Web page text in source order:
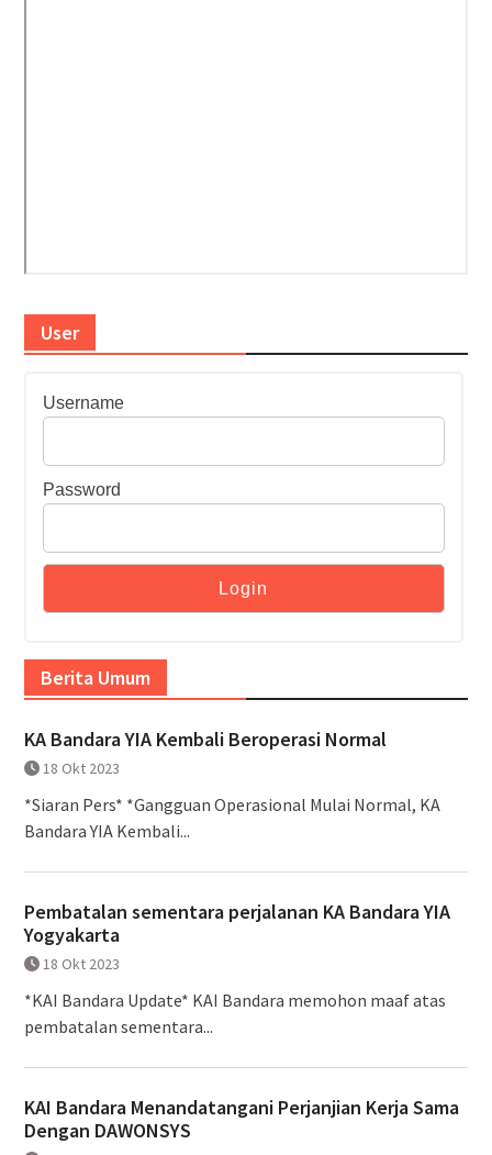
User
Username
Password
Berita Umum
KA Bandara YIA Kembali Beroperasi Normal
18 Okt 2023
*Siaran Pers* *Gangguan Operasional Mulai Normal, KA
Bandara YIA Kembali...
Pembatalan sementara perjalanan KA Bandara YIA
Yogyakarta
18 Okt 2023
*KAI Bandara Update* KAI Bandara memohon maaf atas
pembatalan sementara...
KAI Bandara Menandatangani Perjanjian Kerja Sama
Dengan DAWONSYS